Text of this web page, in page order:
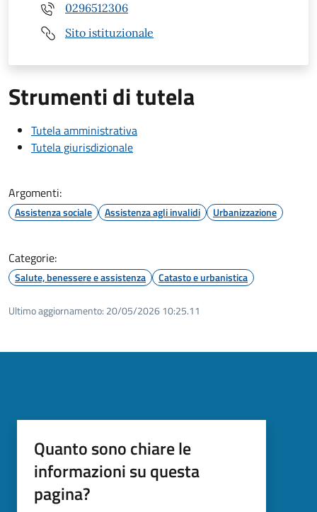
0296512306
Sito istituzionale
Strumenti di tutela
Tutela amministrativa
Tutela giurisdizionale
Argomenti:
Assistenza sociale Assistenza agli invalidi Urbanizzazione
Categorie:
Salute, benessere e assistenza Catasto e urbanistica
Ultimo aggiornamento: 20/05/2026 10:25.11
Quanto sono chiare le
informazioni su questa
pagina?